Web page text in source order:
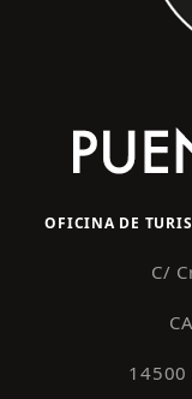
OFICINA DE
C/
14500